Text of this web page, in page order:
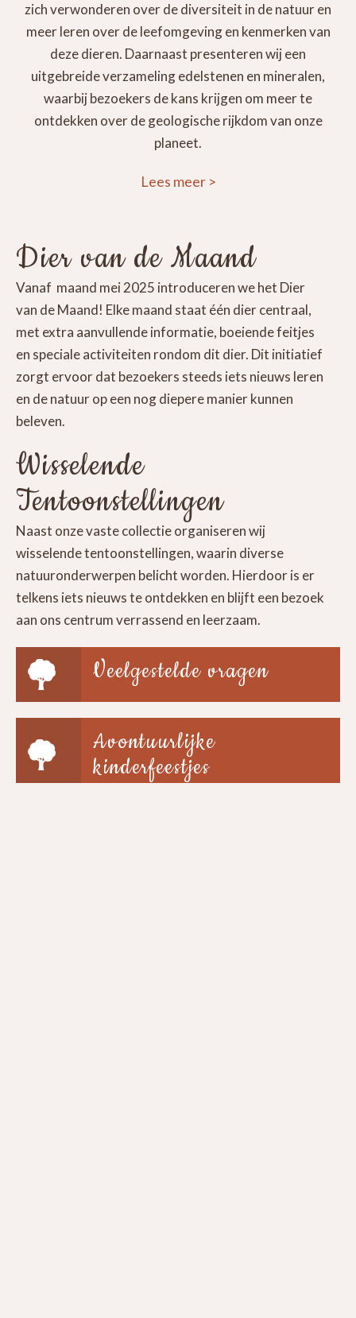
zich verwonderen over de diversiteit in de natuur en
meer leren over de leefomgeving en kenmerken van
deze dieren. Daarnaast presenteren wij een
uitgebreide verzameling edelstenen en mineralen,
waarbij bezoekers de kans krijgen om meer te
ontdekken over de geologische rijkdom van onze
planeet.
Lees meer >
Dier van de Maand
Vanaf maand mei 2025 introduceren we het Dier
van de Maand! Elke maand staat één dier centraal,
met extra aanvullende informatie, boeiende feitjes
en speciale activiteiten rondom dit dier. Dit initiatief
zorgt ervoor dat bezoekers steeds iets nieuws leren
en de natuur op een nog diepere manier kunnen
beleven.
Wisselende
Tentoonstellingen
Naast onze vaste collectie organiseren wij
wisselende tentoonstellingen, waarin diverse
natuuronderwerpen belicht worden. Hierdoor is er
telkens iets nieuws te ontdekken en blijft een bezoek
aan ons centrum verrassend en leerzaam.
Veelgestelde vragen
Avontuurlijke
kinderfeestjes